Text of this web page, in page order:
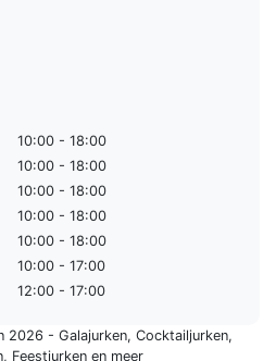
10:00 - 18:00
10:00 - 18:00
10:00 - 18:00
10:00 - 18:00
10:00 - 18:00
10:00 - 17:00
12:00 - 17:00
2026 - Galajurken, Cocktailjurken,
, Feestjurkenen meer